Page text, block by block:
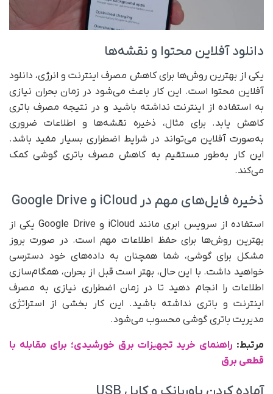
دانلود آفلاین محتوا و نقشه‌ها
یکی از بهترین روش‌ها برای کاهش مصرف اینترنت و انرژی، دانلود
آفلاین محتوا است. این کار باعث می‌شود در زمان بحران نیازی
به استفاده از اینترنت نداشته باشید و در نتیجه مصرف باتری
کاهش یابد. برای مثال، ذخیره نقشه‌ها و اطلاعات ضروری
به‌صورت آفلاین می‌تواند در شرایط اضطراری بسیار مفید باشد.
این کار به‌طور مستقیم به کاهش مصرف باتری گوشی کمک
می‌کند.
ذخیره فایل‌های مهم در iCloud و Google Drive
استفاده از سرویس ابری مانند iCloud و Google Drive یکی از
بهترین روش‌ها برای حفظ اطلاعات مهم است. در صورت بروز
مشکل برای گوشی، شما همچنان به داده‌های خود دسترسی
خواهید داشت. با این حال، بهتر است قبل از بحران، همگام‌سازی
اطلاعات را انجام دهید تا در زمان اضطراری نیازی به مصرف
اینترنت و باتری نداشته باشید. این کار بخشی از استراتژی
مدیریت باتری گوشی محسوب می‌شود.
مرتبط: راهنمای خرید تجهیزات برق خورشیدی؛ برای مقابله با
قطعی برق